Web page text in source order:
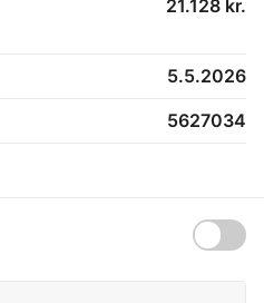
21.128 kr.
5.5.2026
5627034